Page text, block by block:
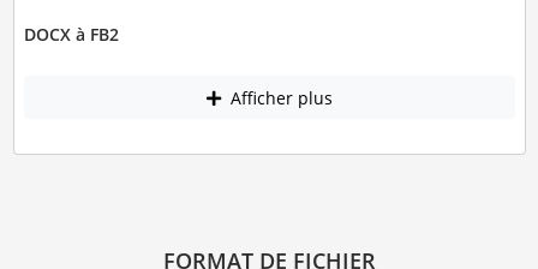
DOCX à FB2
Afficher plus
FORMAT DE FICHIER